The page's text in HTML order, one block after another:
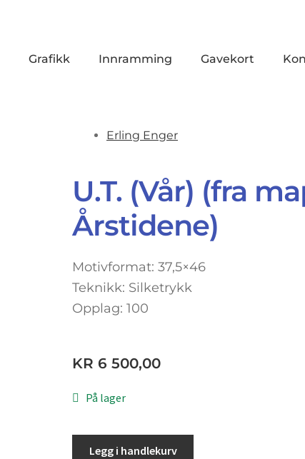
Grafikk Innramming Gavekort
Erling Enger
U.T. (Vår) (fra
Årstidene)
Motivformat: 37,5×46
Teknikk: Silketrykk
Opplag: 100
KR 6 500,00
På lager
Legg i handlekurv